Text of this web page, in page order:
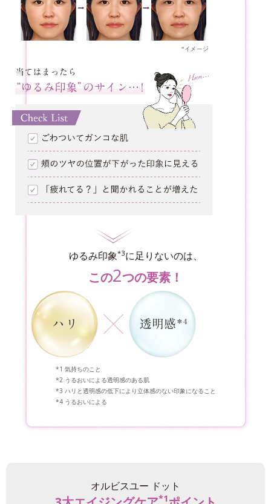
ゆるみ印象*3に足りないのは、
この2つの要素！
気持ちのこと
うるおいによる透明感のある肌
ハリと透明感の低下により立体感のない印象になること
うるおいによる
オルビスユー ドット
*1